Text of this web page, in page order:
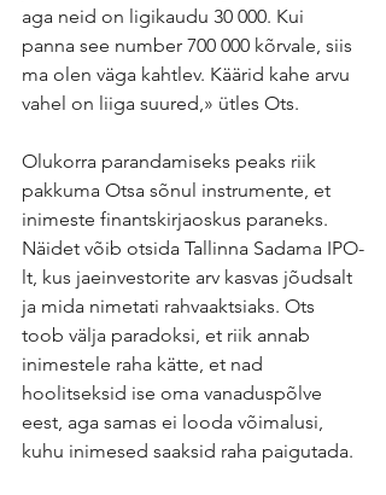
aga neid on ligikaudu 30 000. Kui
panna see number 700 000 kõrvale, siis
ma olen väga kahtlev. Käärid kahe arvu
vahel on liiga suured,» ütles Ots.
Olukorra parandamiseks peaks riik
pakkuma Otsa sõnul instrumente, et
inimeste finantskirjaoskus paraneks.
Näidet võib otsida Tallinna Sadama IPO-
lt, kus jaeinvestorite arv kasvas jõudsalt
ja mida nimetati rahvaaktsiaks. Ots
toob välja paradoksi, et riik annab
inimestele raha kätte, et nad
hoolitseksid ise oma vanaduspõlve
eest, aga samas ei looda võimalusi,
kuhu inimesed saaksid raha paigutada.